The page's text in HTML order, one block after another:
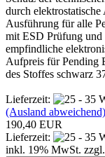
durch
Ausführung für alle
mit ESD Prüfung
empfindliche
Aufpreis für Pending
des Stoffes schwarz
Lieferzeit:
(Ausland abweichend)
190,40 EUR
Lieferzeit:
inkl. 19% MwSt. zzgl.